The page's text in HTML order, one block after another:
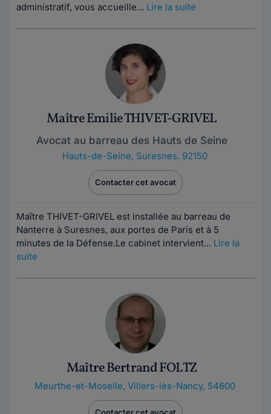
administratif, vous accueille... Lire la suite
Maître Emilie THIVET-GRIVEL
Avocat au barreau des Hauts de Seine
Hauts-de-Seine, Suresnes, 92150
Contacter cet avocat
Maître THIVET-GRIVEL est installée au barreau de
Nanterre à Suresnes, aux portes de Paris et à 5
minutes de la Défense.Le cabinet intervient... Lire la
suite
Maître Bertrand FOLTZ
Meurthe-et-Moselle, Villers-lès-Nancy, 54600
Contacter cet avocat